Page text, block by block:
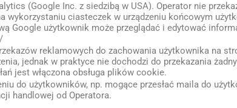
(Google Inc. z siedzibą w USA). Operator nie
wykorzystaniu ciasteczek w urządzeniu końcowym
Google użytkownik może przeglądać i edytować
reklamowych do zachowania użytkownika na
jednak w praktyce nie dochodzi do przekazania
jest włączona obsługa plików cookie.
do użytkowników, np. mogące przesłać maila do
handlowej od Operatora.